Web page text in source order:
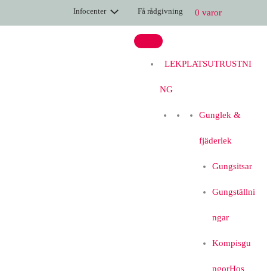
Infocenter Få rådgivning 0 varor
LEKPLATSUTRUSTNI
NG
Gunglek &
fjäderlek
Gungsitsar
Gungställni
ngar
Kompisgu
ngorHos